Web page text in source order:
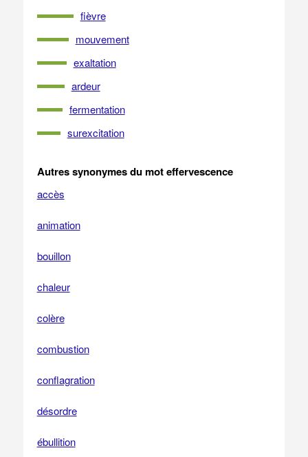
fièvre
mouvement
exaltation
ardeur
fermentation
surexcitation
Autres synonymes du mot effervescence
accès
animation
bouillon
chaleur
colère
combustion
conflagration
désordre
ébullition